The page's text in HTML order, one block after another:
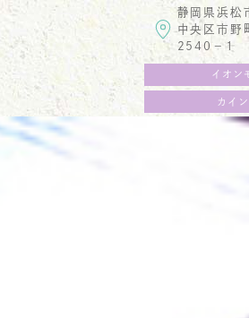
静岡県浜松
中央区市野
2540−1
イオン
カイ